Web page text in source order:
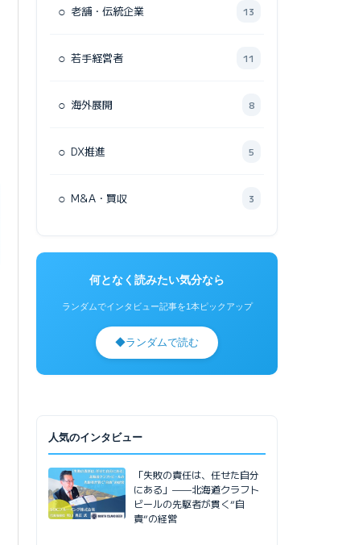
○ 老舗・伝統企業 13
○ 若手経営者 11
○ 海外展開 8
○ DX推進 5
○ M&A・買収 3
何となく読みたい気分なら
ランダムでインタビュー記事を1本ピックアップ
◆ランダムで読む
人気のインタビュー
「失敗の責任は、任せた自分
にある」——北海道クラフト
ビールの先駆者が貫く”自
責”の経営